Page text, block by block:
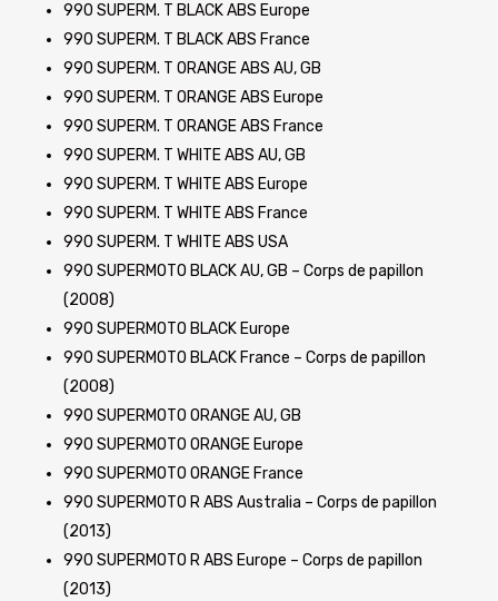
990 SUPERM. T BLACK ABS Europe
990 SUPERM. T BLACK ABS France
990 SUPERM. T ORANGE ABS AU, GB
990 SUPERM. T ORANGE ABS Europe
990 SUPERM. T ORANGE ABS France
990 SUPERM. T WHITE ABS AU, GB
990 SUPERM. T WHITE ABS Europe
990 SUPERM. T WHITE ABS France
990 SUPERM. T WHITE ABS USA
990 SUPERMOTO BLACK AU, GB – Corps de papillon
(2008)
990 SUPERMOTO BLACK Europe
990 SUPERMOTO BLACK France – Corps de papillon
(2008)
990 SUPERMOTO ORANGE AU, GB
990 SUPERMOTO ORANGE Europe
990 SUPERMOTO ORANGE France
990 SUPERMOTO R ABS Australia – Corps de papillon
(2013)
990 SUPERMOTO R ABS Europe – Corps de papillon
(2013)